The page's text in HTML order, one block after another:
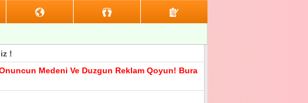
!
Medeni Ve Duzgun Reklam Qoyun! Bura